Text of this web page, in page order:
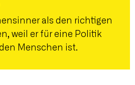
als den richtigen
weil er für eine Politik
Menschen ist.